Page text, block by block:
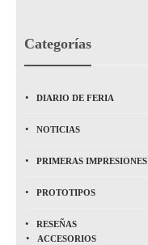
Categorías
DIARIO DE FERIA
NOTICIAS
PRIMERAS IMPRESIONES
PROTOTIPOS
RESEÑAS
ACCESORIOS